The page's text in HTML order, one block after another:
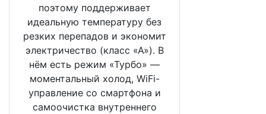
поэтому поддерживает
идеальную температуру без
резких перепадов и экономит
электричество (класс «А»). В
нём есть режим «Турбо» —
моментальный холод, WiFi-
управление со смартфона и
самоочистка внутреннего